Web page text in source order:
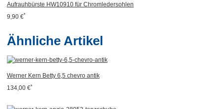
Aufrauhbürste HW10910 für Chromledersohlen
9,90 €*
Ähnliche Artikel
Werner Kern Betty 6,5 chevro antik
134,00 €*